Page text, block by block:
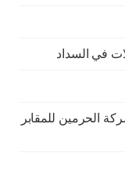
الحرمين للمقابر